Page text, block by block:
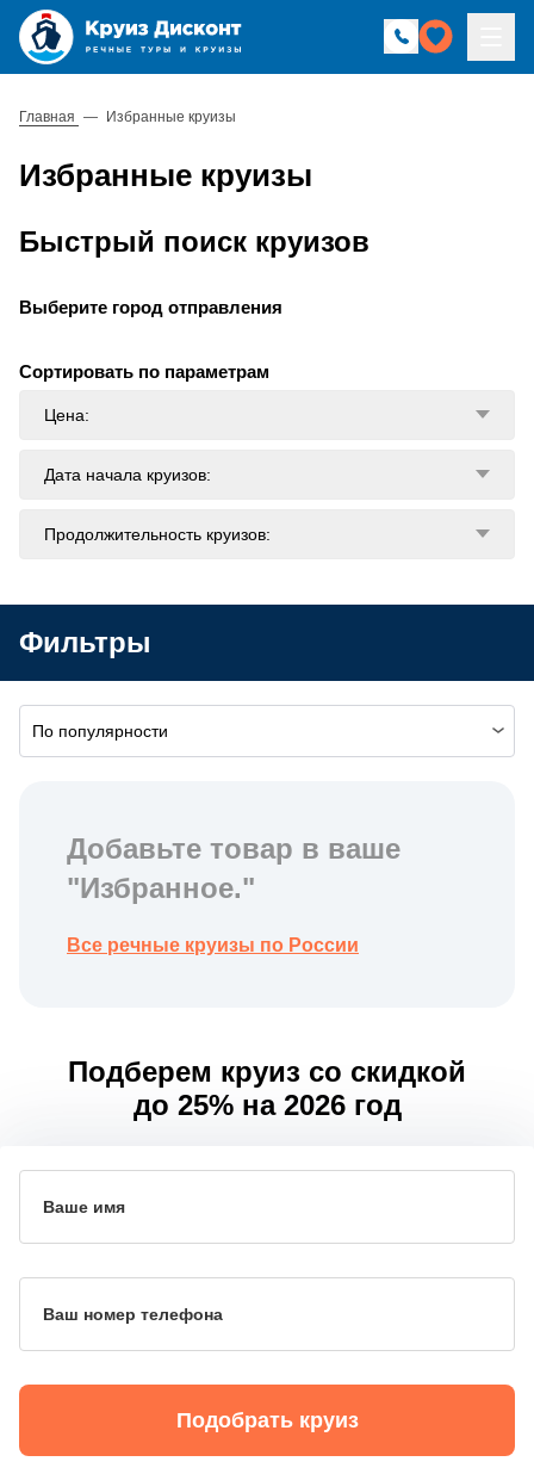
Главная — Избранные круизы
Избранные круизы
Быстрый поиск круизов
Выберите город отправления
Сортировать по параметрам
Цена:
Дата начала круизов:
Продолжительность круизов:
Фильтры
По популярности
Добавьте товар в ваше
"Избранное."
Все речные круизы по России
Подберем круиз со скидкой
до 25% на 2026 год
Ваше имя
Ваш номер телефона
Подобрать круиз